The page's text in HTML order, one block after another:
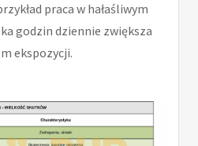
praca w hałaśliwym
godzin dziennie zwiększa
ekspozycji.